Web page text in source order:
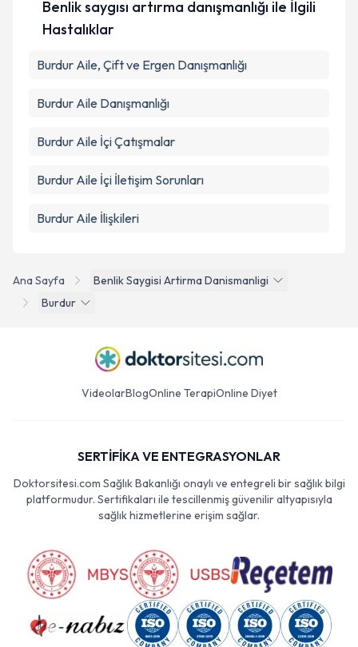
Ana Sayfa
Benlik Saygisi Artirma Danismanligi
Burdur
Benlik saygısı artırma danışmanlığı ile İlgili
Hastalıklar
Burdur Aile, Çift ve Ergen Danışmanlığı
Burdur Aile Danışmanlığı
Burdur Aile İçi Çatışmalar
Burdur Aile İçi İletişim Sorunları
Burdur Aile İlişkileri
VideolarBlogOnline TerapiOnline Diyet
SERTİFİKA VE ENTEGRASYONLAR
Doktorsitesi.com Sağlık Bakanlığı onaylı ve entegreli bir sağlık bilgi
platformudur. Sertifikaları ile tescillenmiş güvenilir altyapısıyla
sağlık hizmetlerine erişim sağlar.